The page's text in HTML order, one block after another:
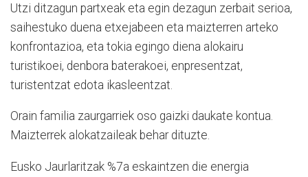
Utzi ditzagun partxeak eta egin dezagun zerbait serioa,
saihestuko duena etxejabeen eta maizterren arteko
konfrontazioa, eta tokia egingo diena alokairu
turistikoei, denbora baterakoei, enpresentzat,
turistentzat edota ikasleentzat.
Orain familia zaurgarriek oso gaizki daukate kontua.
Maizterrek alokatzaileak behar dituzte.
Eusko Jaurlaritzak %7a eskaintzen die energia